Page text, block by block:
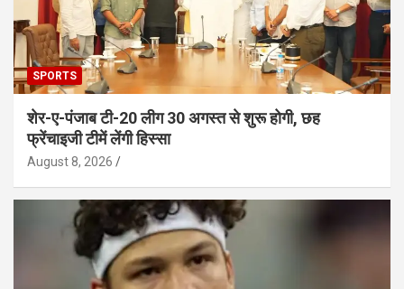
SPORTS
शेर-ए-पंजाब टी-20 लीग 30 अगस्त से शुरू होगी, छह
फ्रेंचाइजी टीमें लेंगी हिस्सा
August 8, 2026